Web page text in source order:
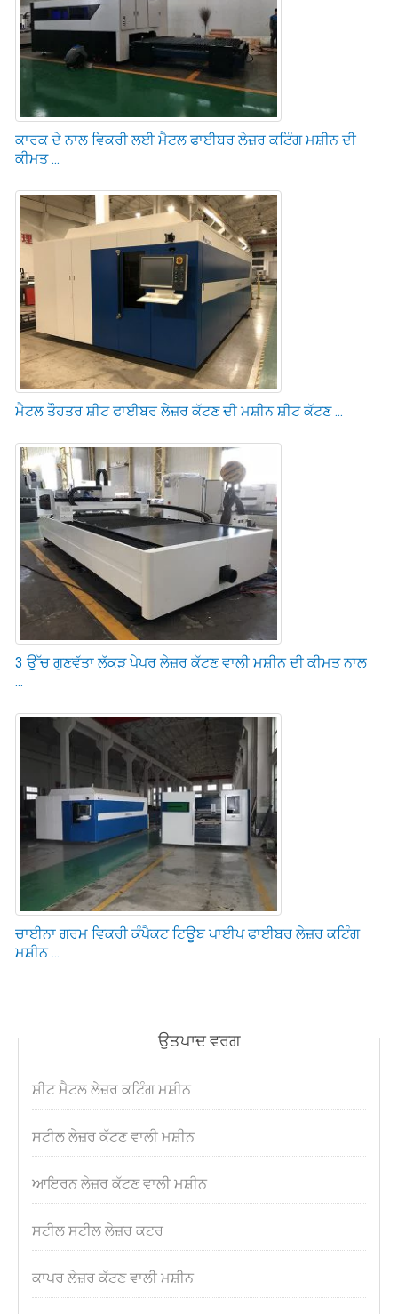
ਕਾਰਕ ਦੇ ਨਾਲ ਵਿਕਰੀ ਲਈ ਮੈਟਲ ਫਾਈਬਰ ਲੇਜ਼ਰ ਕਟਿੰਗ ਮਸ਼ੀਨ ਦੀ
ਕੀਮਤ ...
ਮੈਟਲ ਤੌਹਤਰ ਸ਼ੀਟ ਫਾਈਬਰ ਲੇਜ਼ਰ ਕੱਟਣ ਦੀ ਮਸ਼ੀਨ ਸ਼ੀਟ ਕੱਟਣ ...
3 ਉੱਚ ਗੁਣਵੱਤਾ ਲੱਕੜ ਪੇਪਰ ਲੇਜ਼ਰ ਕੱਟਣ ਵਾਲੀ ਮਸ਼ੀਨ ਦੀ ਕੀਮਤ ਨਾਲ
...
ਚਾਈਨਾ ਗਰਮ ਵਿਕਰੀ ਕੰਪੈਕਟ ਟਿਊਬ ਪਾਈਪ ਫਾਈਬਰ ਲੇਜ਼ਰ ਕਟਿੰਗ
ਮਸ਼ੀਨ ...
ਉਤਪਾਦ ਵਰਗ
ਸ਼ੀਟ ਮੈਟਲ ਲੇਜ਼ਰ ਕਟਿੰਗ ਮਸ਼ੀਨ
ਸਟੀਲ ਲੇਜ਼ਰ ਕੱਟਣ ਵਾਲੀ ਮਸ਼ੀਨ
ਆਇਰਨ ਲੇਜ਼ਰ ਕੱਟਣ ਵਾਲੀ ਮਸ਼ੀਨ
ਸਟੀਲ ਸਟੀਲ ਲੇਜ਼ਰ ਕਟਰ
ਕਾਪਰ ਲੇਜ਼ਰ ਕੱਟਣ ਵਾਲੀ ਮਸ਼ੀਨ